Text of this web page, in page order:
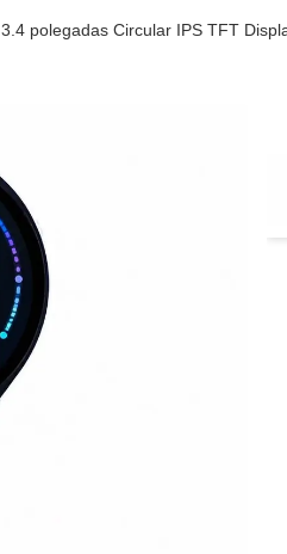
3.4 polegadas Circular IPS TFT